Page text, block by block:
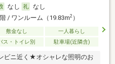
なし
なし
/ ワンルーム（19.83m2）
敷金なし
一人暮らし
ス・トイレ別 駐車場(近隣含)
ニ近く★オシャレな照明のお